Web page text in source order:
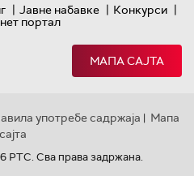
| Јавне набавке | Конкурси |
портал
МАПА САЈТА
употребе садржаја | Мапа
сајта
РТС. Сва права задржана.